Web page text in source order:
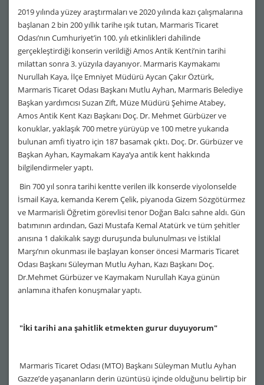
2019 yılında yüzey araştırmaları ve 2020 yılında kazı çalışmalarına
başlanan 2 bin 200 yıllık tarihe ışık tutan, Marmaris Ticaret
Odası’nın Cumhuriyet’in 100. yılı etkinlikleri dahilinde
gerçekleştirdiği konserin verildiği Amos Antik Kenti’nin tarihi
milattan sonra 3. yüzyıla dayanıyor. Marmaris Kaymakamı
Nurullah Kaya, İlçe Emniyet Müdürü Aycan Çakır Öztürk,
Marmaris Ticaret Odası Başkanı Mutlu Ayhan, Marmaris Belediye
Başkan yardımcısı Suzan Zift, Müze Müdürü Şehime Atabey,
Amos Antik Kent Kazı Başkanı Doç. Dr. Mehmet Gürbüzer ve
konuklar, yaklaşık 700 metre yürüyüp ve 100 metre yukarıda
bulunan amfi tiyatro için 187 basamak çıktı. Doç. Dr. Gürbüzer ve
Başkan Ayhan, Kaymakam Kaya’ya antik kent hakkında
bilgilendirmeler yaptı.
Bin 700 yıl sonra tarihi kentte verilen ilk konserde viyolonselde
İsmail Kaya, kemanda Kerem Çelik, piyanoda Gizem Sözgötürmez
ve Marmarisli Öğretim görevlisi tenor Doğan Balcı sahne aldı. Gün
batımının ardından, Gazi Mustafa Kemal Atatürk ve tüm şehitler
anısına 1 dakikalık saygı duruşunda bulunulması ve İstiklal
Marşı’nın okunması ile başlayan konser öncesi Marmaris Ticaret
Odası Başkanı Süleyman Mutlu Ayhan, Kazı Başkanı Doç.
Dr.Mehmet Gürbüzer ve Kaymakam Nurullah Kaya günün
anlamına ithafen konuşmalar yaptı.
"İki tarihi ana şahitlik etmekten gurur duyuyorum"
Marmaris Ticaret Odası (MTO) Başkanı Süleyman Mutlu Ayhan
Gazze’de yaşananların derin üzüntüsü içinde olduğunu belirtip bir